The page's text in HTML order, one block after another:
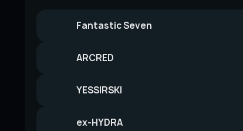
Fantastic Seven
ARCRED
YESSIRSKI
ex-HYDRA